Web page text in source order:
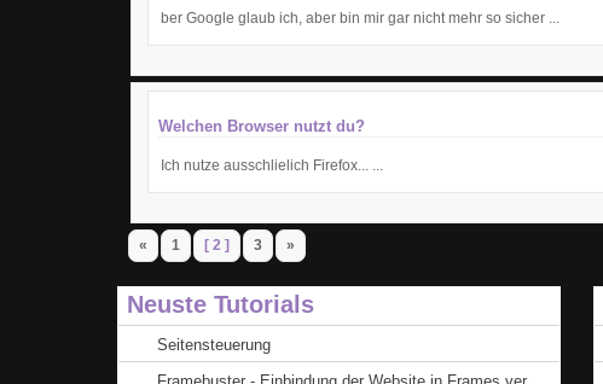
ber Google glaub ich, aber bin mir gar nicht mehr so sicher ...
Welchen Browser nutzt du?
Ich nutze ausschlielich Firefox... ...
« 1 [ 2 ] 3 »
Neuste Tutorials
Seitensteuerung